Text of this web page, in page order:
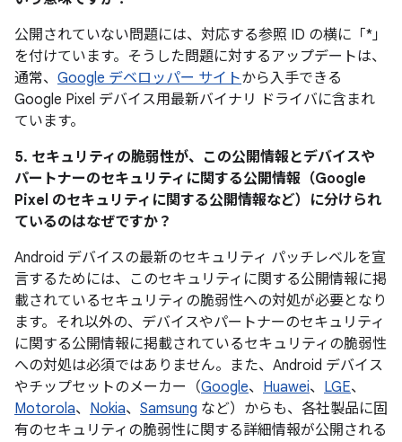
公開されていない問題には、対応する参照 ID の横に「*」
を付けています。そうした問題に対するアップデートは、
通常、 Google デベロッパー サイトから入手できる
Google Pixel デバイス用最新バイナリ ドライバに含まれ
ています。
5. セキュリティの脆弱性が、この公開情報とデバイスや
パートナーのセキュリティに関する公開情報（Google
Pixel のセキュリティに関する公開情報など）に分けられ
ているのはなぜですか？
Android デバイスの最新のセキュリティ パッチレベルを宣
言するためには、このセキュリティに関する公開情報に掲
載されているセキュリティの脆弱性への対処が必要となり
ます。それ以外の、デバイスやパートナーのセキュリティ
に関する公開情報に掲載されているセキュリティの脆弱性
への対処は必須ではありません。また、Android デバイス
やチップセットのメーカー（Google、 Huawei、 LGE、
Motorola、 Nokia、 Samsung など）からも、各社製品に固
有のセキュリティの脆弱性に関する詳細情報が公開される